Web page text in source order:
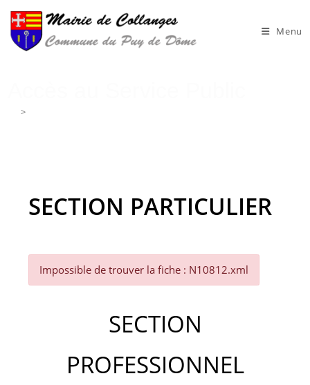
Skip
content
Menu
>
SECTION PARTICULIER
Impossible de trouver la fiche : N10812.xml
SECTION
PROFESSIONNEL